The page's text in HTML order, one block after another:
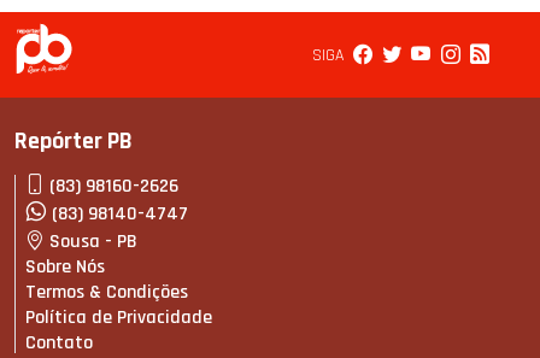
SIGA
Repórter PB
(83) 98160-2626
(83) 98140-4747
Sousa - PB
Sobre Nós
Termos & Condições
Política de Privacidade
Contato